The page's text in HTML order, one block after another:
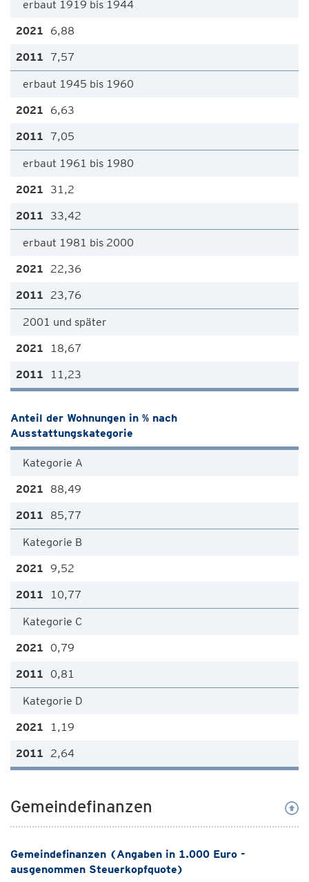
erbaut 1919 bis 1944
6,88
7,57
erbaut 1945 bis 1960
6,63
7,05
erbaut 1961 bis 1980
31,2
33,42
erbaut 1981 bis 2000
22,36
23,76
2001 und später
18,67
11,23
Anteil der Wohnungen in % nach
Ausstattungskategorie
Kategorie A
88,49
85,77
Kategorie B
9,52
10,77
Kategorie C
0,79
0,81
Kategorie D
1,19
2,64
Gemeindefinanzen
Gemeindefinanzen (Angaben in 1.000 Euro -
ausgenommen Steuerkopfquote)